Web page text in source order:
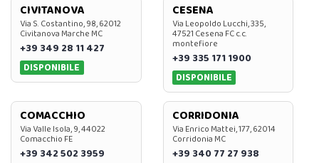
CIVITANOVA
Via S. Costantino, 98, 62012
Civitanova Marche MC
+39 349 28 11 427
DISPONIBILE
CESENA
Via Leopoldo Lucchi, 335,
47521 Cesena FC c.c.
montefiore
+39 335 171 1900
DISPONIBILE
COMACCHIO
Via Valle Isola, 9, 44022
Comacchio FE
+39 342 502 3959
CORRIDONIA
Via Enrico Mattei, 177, 62014
Corridonia MC
+39 340 77 27 938